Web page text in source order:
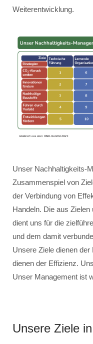
Weiterentwicklung.
Unser Nachhaltigkeits-
Zusammenspiel von
der Verbindung von
Handeln. Die aus
dient uns für die
und dem damit
Unsere Ziele dienen
dienen der Effizienz.
Unser Management ist
Unsere Ziele